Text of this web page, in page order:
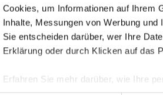
Cookies, um Informationen auf Ihrem
Inhalte, Messungen von Werbung
Sie entscheiden darüber, wer Ihre
Erklärung oder durch Klicken auf das
Erfahren Sie mehr darüber, wie Ihre